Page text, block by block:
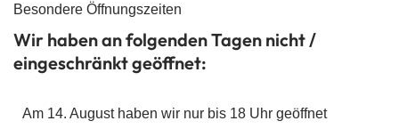
Besondere Öffnungszeiten
Wir haben an folgenden Tagen nicht /
eingeschränkt geöffnet:
Am 14. August haben wir nur bis 18 Uhr geöffnet